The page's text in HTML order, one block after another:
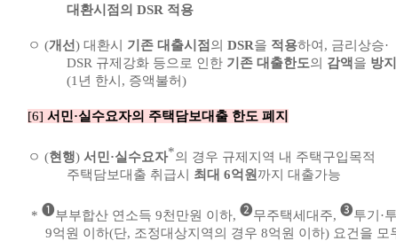
대환시점의 DSR 적용
ㅇ (개선) 대환시 기존 대출시점 의 DSR을 적용하여, 금리상승·
DSR 규제강화 등으로 인한 기존 대출한도의 감액 을 방지
(1년 한시, 증액불허)
[6] 서민·실수요자의 주택담보대출 한도 폐지
ㅇ (현행) 서민·실수요자*의 경우 규제지역 내 주택구입목적
주택담보대출 취급시 최대 6억원 까지 대출가능
* ➊부부합산 연소득 9천만원 이하, ➋무주택세대주, ➌투기·
9억원 이하(단, 조정대상지역의 경우 8억원 이하) 요건을 모